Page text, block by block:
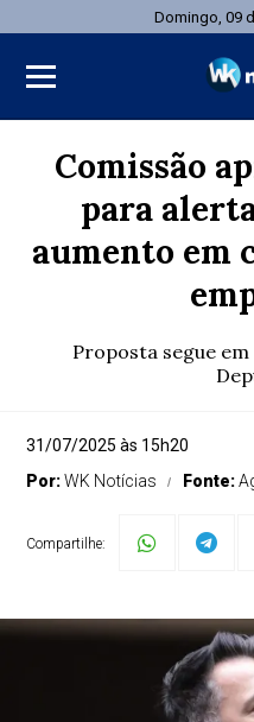
Domingo, 09
Comissão
para
aumento em
Proposta segue
31/07/2025 às 15h20
Por:WK Notícias Fonte:
Compartilhe: